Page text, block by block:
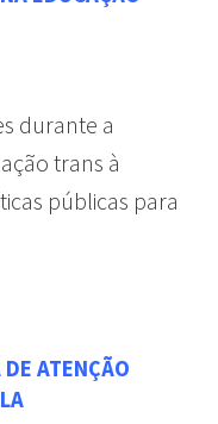
durante a
trans à
públicas para
ATENÇÃO